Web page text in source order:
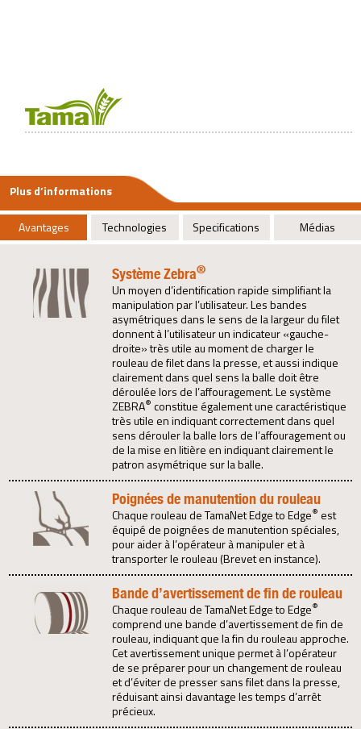
Plus d’informations
Avantages Technologies Specifications Médias
Système Zebra®
Un moyen d’identification rapide simplifiant la
manipulation par l’utilisateur. Les bandes
asymétriques dans le sens de la largeur du filet
donnent à l’utilisateur un indicateur «gauche-
droite» très utile au moment de charger le
rouleau de filet dans la presse, et aussi indique
clairement dans quel sens la balle doit être
déroulée lors de l’affouragement. Le système
ZEBRA® constitue également une caractéristique
très utile en indiquant correctement dans quel
sens dérouler la balle lors de l’affouragement ou
de la mise en litière en indiquant clairement le
patron asymétrique sur la balle.
Poignées de manutention du rouleau
Chaque rouleau de TamaNet Edge to Edge® est
équipé de poignées de manutention spéciales,
pour aider à l’opérateur à manipuler et à
transporter le rouleau (Brevet en instance).
Bande d’avertissement de fin de rouleau
Chaque rouleau de TamaNet Edge to Edge®
comprend une bande d’avertissement de fin de
rouleau, indiquant que la fin du rouleau approche.
Cet avertissement unique permet à l’opérateur
de se préparer pour un changement de rouleau
et d’éviter de presser sans filet dans la presse,
réduisant ainsi davantage les temps d’arrêt
précieux.